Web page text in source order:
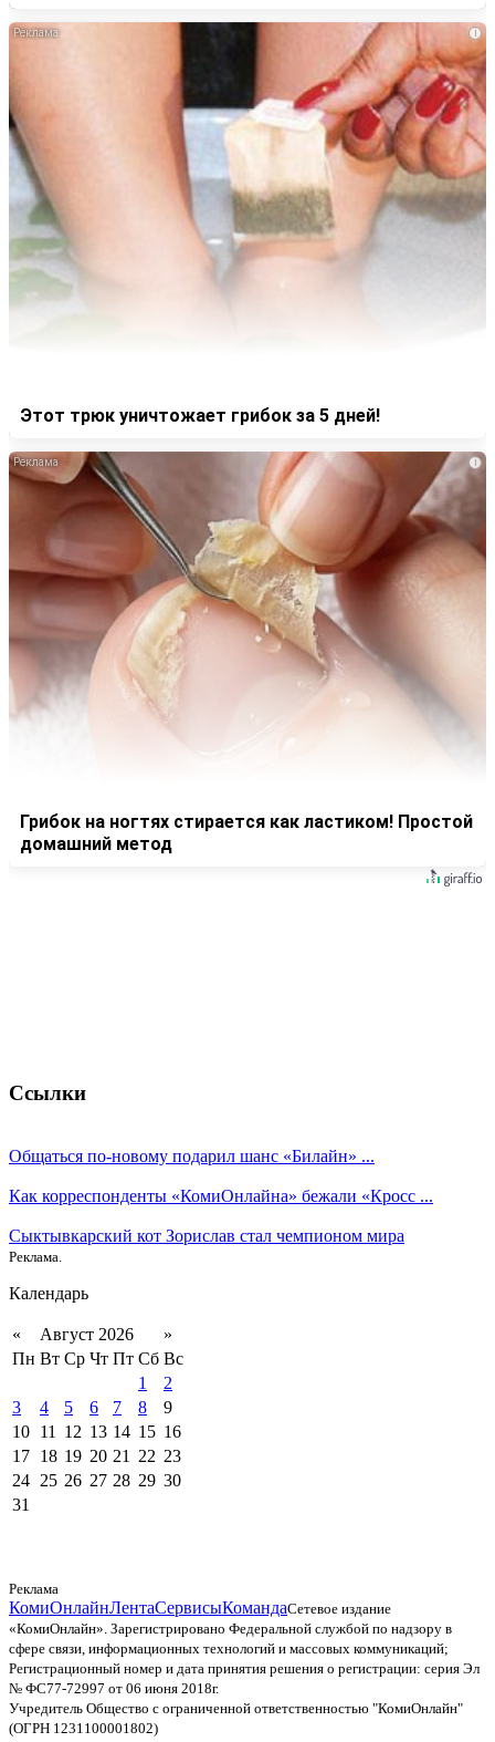
i
Этот трюк уничтожает грибок за 5 дней!
i
Грибок на ногтях стирается как ластиком! Простой
домашний метод
Ссылки
Общаться по-новому подарил шанс «Билайн» ...
Как корреспонденты «КомиОнлайна» бежали «Кросс ...
Сыктывкарский кот Зорислав стал чемпионом мира
Реклама.
Календарь
« Август 2026
»
Пн Вт Ср Чт Пт Сб Вс
1
2
3
4 5 6 7 8
9
10 11 12 13 14 15 16
17 18 19 20 21 22 23
24 25 26 27 28 29 30
31
Реклама
КомиОнлайнЛентаСервисыКомандаСетевое издание
«КомиОнлайн». Зарегистрировано Федеральной службой по надзору в
сфере связи, информационных технологий и массовых коммуникаций;
Регистрационный номер и дата принятия решения о регистрации: серия Эл
№ ФС77-72997 от 06 июня 2018г.
Учредитель Общество с ограниченной ответственностью "КомиОнлайн"
(ОГРН 1231100001802)